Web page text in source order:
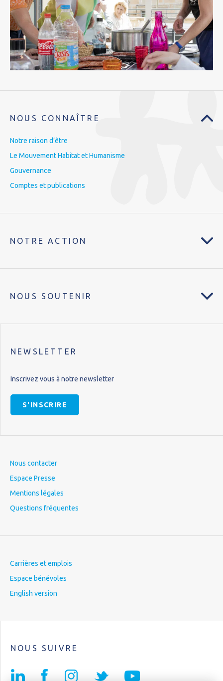
NOUS CONNAÎTRE
Notre raison d’être
Le Mouvement Habitat et Humanisme
Gouvernance
Comptes et publications
NOTRE ACTION
NOUS SOUTENIR
NEWSLETTER
Inscrivez vous à notre newsletter
S'INSCRIRE
Nous contacter
Espace Presse
Mentions légales
Questions fréquentes
Carrières et emplois
Espace bénévoles
English version
NOUS SUIVRE